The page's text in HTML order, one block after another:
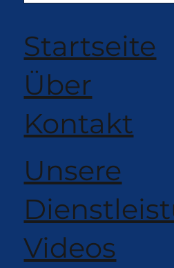
Startseite
Über
Kontakt
Unsere
Videos